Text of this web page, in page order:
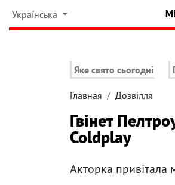
Українська
Яке свято сьогодні
Главная Дозвілля
Гвінет
Coldplay
Акторка